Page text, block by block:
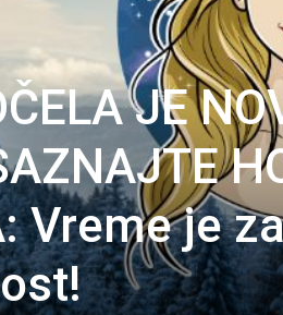
JE
Vreme je